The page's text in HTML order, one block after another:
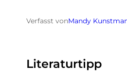
Verfasst vonMandy
Literaturtipp